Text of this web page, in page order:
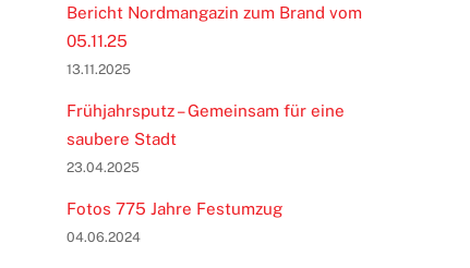
Bericht Nordmangazin zum Brand vom
05.11.25
13.11.2025
Frühjahrsputz – Gemeinsam für eine
saubere Stadt
23.04.2025
Fotos 775 Jahre Festumzug
04.06.2024